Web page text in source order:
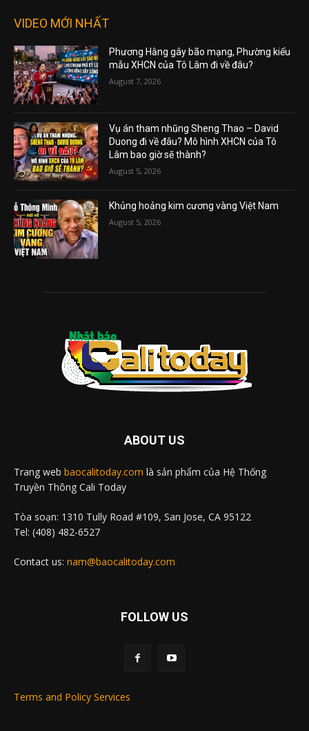
VIDEO MỚI NHẤT
Phương Hằng gây bão mạng, Phường kiểu
mẫu XHCN của Tô Lâm đi về đâu?
August 7, 2026
Vụ án tham nhũng Sheng Thao – David
Duong đi về đâu? Mô hình XHCN của Tô
Lâm bao giờ sẽ thành?
August 5, 2026
Khủng hoảng kim cương vàng Việt Nam
August 5, 2026
ABOUT US
Trang web baocalitoday.com là sản phẩm của Hệ Thống
Truyền Thông Cali Today
Tòa soạn: 1310 Tully Road #109, San Jose, CA 95122
Tel: (408) 482-6527
Contact us: nam@baocalitoday.com
FOLLOW US
Terms and Policy Services